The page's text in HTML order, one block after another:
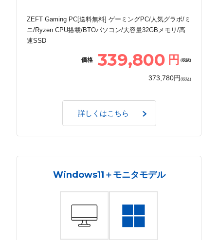
ZEFT Gaming PC[送料無料] ゲーミングPC/人気グラボ/ミ
ニ/Ryzen CPU搭載/BTOパソコン/大容量32GBメモリ/高
速SSD
価格 339,800 円 (税抜)
373,780円 (税込)
詳しくはこちら
Windows11＋モニタモデル